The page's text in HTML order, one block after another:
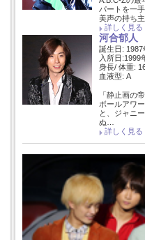
パートを一
美声の持ち主
詳しく見る
河合郁人
誕生日: 1987
入所日:1999
身長/ 体重:
血液型: A
「静止画の
ボールアワ
と、ジャニ
ぬ…
詳しく見る